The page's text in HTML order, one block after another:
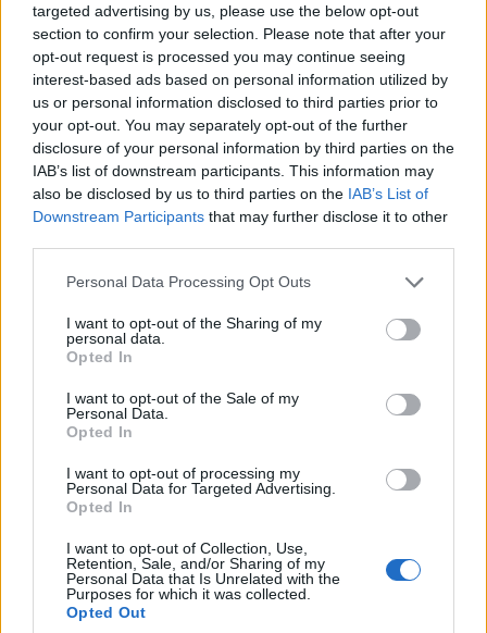
targeted advertising by us, please use the below opt-out
section to confirm your selection. Please note that after your
opt-out request is processed you may continue seeing
interest-based ads based on personal information utilized by
us or personal information disclosed to third parties prior to
your opt-out. You may separately opt-out of the further
disclosure of your personal information by third parties on the
IAB’s list of downstream participants. This information may
also be disclosed by us to third parties on the IAB’s List of
Downstream Participants that may further disclose it to other
Please note that this website/app uses one or more Google
not limited to your visit or usage behaviour. You may click to
grant or deny consent to Google and its third-party tags to
use your data for below specified purposes in below Google
consent section.
Personal Data Processing Opt Outs
I want to opt-out of the Sharing of my
personal data.
Opted In
I want to opt-out of the Sale of my
Personal Data.
Opted In
I want to opt-out of processing my
Personal Data for Targeted Advertising.
Opted In
I want to opt-out of Collection, Use,
Retention, Sale, and/or Sharing of my
Personal Data that Is Unrelated with the
Purposes for which it was collected.
Opted Out
December 19-én, csütörtökön éjfélig tart a
Jägermeister Brass Band második szakasza, melynek
során eldől, ki jut tovább a második körből a ...
Jó áron találtunk egy jó koncertfotós
telefont, amivel elmentünk a
Szponzorált Tartalom•2019. december 13.